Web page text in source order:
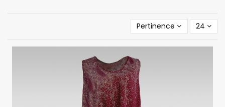
Pertinence 24